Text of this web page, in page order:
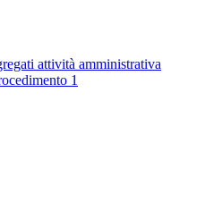
attività amministrativa
1